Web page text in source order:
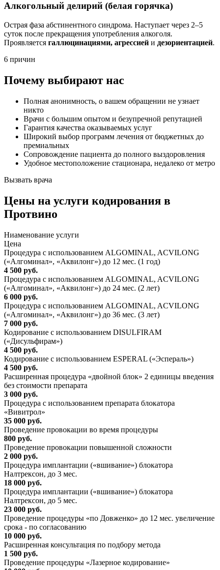
Алкогольный делирий (белая горячка)
Острая фаза абстинентного синдрома. Наступает через 2–5
суток после прекращения употребления алкоголя.
Проявляется галлюцинациями, агрессией и дезориентацией.
6 причин
Почему выбирают нас
Полная анонимность, о вашем обращении не узнает
никто
Врачи с большим опытом и безупречной репутацией
Гарантия качества оказываемых услуг
Широкий выбор программ лечения от бюджетных до
премиальных
Сопровождение пациента до полного выздоровления
Удобное местоположение стационара, недалеко от метро
Вызвать врача
Цены на услуги кодирования в
Протвино
Ниaменование услуги
Цена
Процедура с использованием ALGOMINAL, ACVILONG
(«Алгоминал», «Аквилонг») до 12 мес. (1 год)
4 500 руб.
Процедура с использованием ALGOMINAL, ACVILONG
(«Алгоминал», «Аквилонг») до 24 мес. (2 лет)
6 000 руб.
Процедура с использованием ALGOMINAL, ACVILONG
(«Алгоминал», «Аквилонг») до 36 мес. (3 лет)
7 000 руб.
Кодирование с использованием DISULFIRAM
(«Дисульфирам»)
4 500 руб.
Кодирование с использованием ESPERAL («Эспераль»)
4 500 руб.
Расширенная процедура «двойной блок» 2 единицы введения
без стоимости препарата
3 000 руб.
Процедура с использованием препарата блокатора
«Вивитрол»
35 000 руб.
Проведение провокации во время процедуры
800 руб.
Проведение провокации повышенной сложности
2 000 руб.
Процедура имплантации («вшивание») блокатора
Налтрексон, до 3 мес.
18 000 руб.
Процедура имплантации («вшивание») блокатора
Налтрексон, до 5 мес.
23 000 руб.
Проведение процедуры «по Довженко» до 12 мес. увеличение
срока - по согласованию
10 000 руб.
Расширенная консультация по подбору метода
1 500 руб.
Проведение процедуры «Лазерное кодирование»